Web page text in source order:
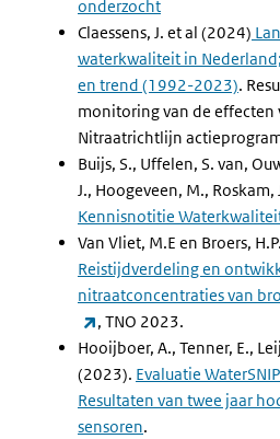
onderzocht
Claessens, J. et al (2024)
waterkwaliteit in
en trend (1992-2023).
monitoring van de effecten
Nitraatrichtlijn
Buijs, S., Uffelen, S. van,
J., Hoogeveen, M., Roskam,
Kennisnotitie
Van Vliet, M.E en Broers,
Reistijdverdeling en
nitraatconcentraties van
(externe link)
, TNO 2023.
Hooijboer, A., Tenner, E.,
(2023). Evaluatie
Resultaten van twee jaar
sensoren.